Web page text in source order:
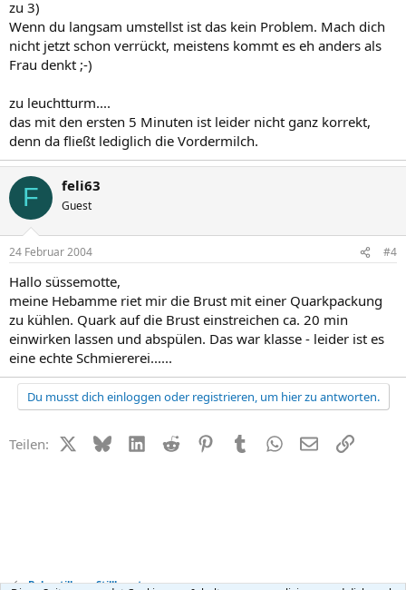
zu 3)
Wenn du langsam umstellst ist das kein Problem. Mach dich
nicht jetzt schon verrückt, meistens kommt es eh anders als
Frau denkt ;-)
zu leuchtturm....
das mit den ersten 5 Minuten ist leider nicht ganz korrekt,
denn da fließt lediglich die Vordermilch.
F feli63
Guest
24 Februar 2004 #4
Hallo süssemotte,
meine Hebamme riet mir die Brust mit einer Quarkpackung
zu kühlen. Quark auf die Brust einstreichen ca. 20 min
einwirken lassen und abspülen. Das war klasse - leider ist es
eine echte Schmiererei......
Du musst dich einloggen oder registrieren, um hier zu antworten.
Teilen: X (Twitter)
BlueskyLinkedIn
Reddit PinterestTumblr WhatsApp
E-MailLink
Baby stillen + Stillberatung